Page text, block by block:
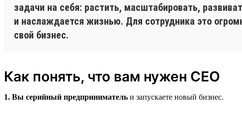
задачи на себя: растить, масштабировать,
и наслаждается жизнью. Для сотрудника это
свой бизнес.
Как понять, что вам нужен CEO
1. Вы серийный предприниматель и запускаете новый бизнес.